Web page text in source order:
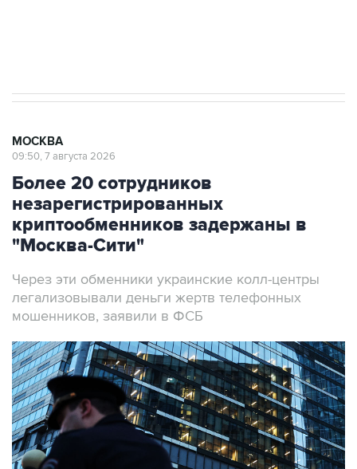
МОСКВА
09:50, 7 августа 2026
Более 20 сотрудников
незарегистрированных
криптообменников задержаны в
"Москва-Сити"
Через эти обменники украинские колл-центры
легализовывали деньги жертв телефонных
мошенников, заявили в ФСБ